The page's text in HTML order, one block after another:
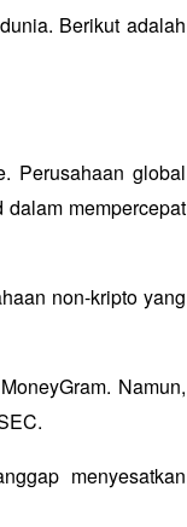
Berikut adalah
Perusahaan global
mempercepat
non-kripto yang
Namun,
menyesatkan